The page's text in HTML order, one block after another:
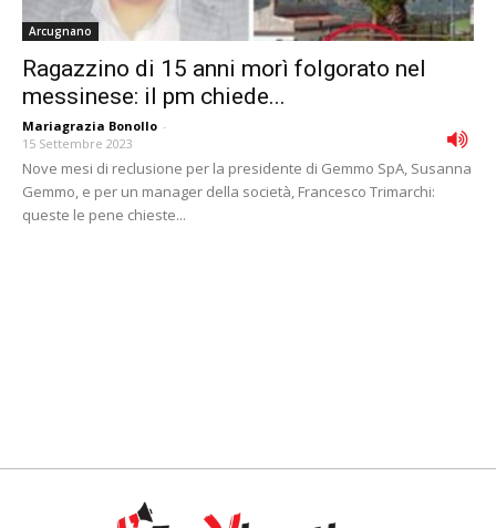
Arcugnano
Ragazzino di 15 anni morì folgorato nel
messinese: il pm chiede...
Mariagrazia Bonollo -
15 Settembre 2023
Nove mesi di reclusione per la presidente di Gemmo SpA, Susanna
Gemmo, e per un manager della società, Francesco Trimarchi:
queste le pene chieste...